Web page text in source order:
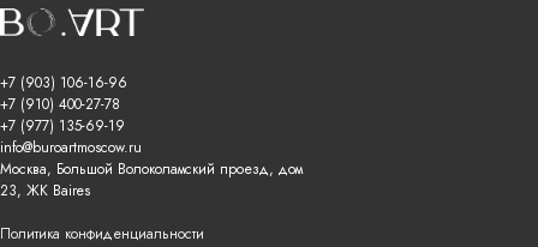
+7 (903) 106-16-96
+7 (910) 400-27-78
+7 (977) 135-69-19
info@buroartmoscow.ru
Москва, Большой Волоколамский проезд, дом
23, ЖК Baires
Политика конфиденциальности